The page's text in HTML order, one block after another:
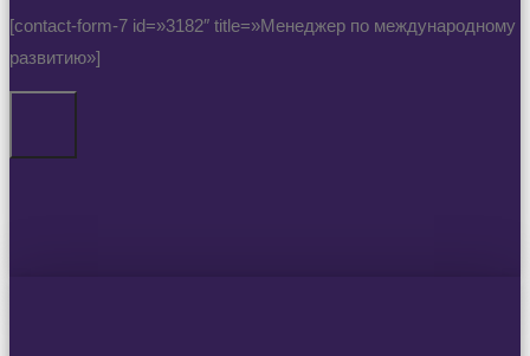
[contact-form-7 id=»3182″ title=»Менеджер по международному
развитию»]